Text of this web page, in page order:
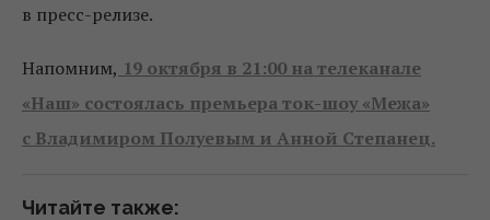
в пресс-релизе.
Напомним, 19 октября в 21:00 на телеканале
«Наш» состоялась премьера ток-шоу «Межа»
с Владимиром Полуевым и Анной Степанец.
Читайте также: